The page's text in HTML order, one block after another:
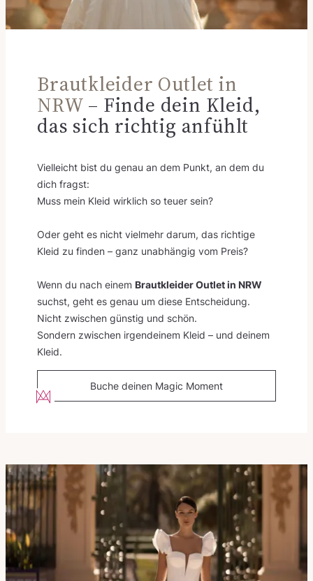
Brautkleider Outlet in
NRW – Finde dein Kleid,
das sich richtig anfühlt
Vielleicht bist du genau an dem Punkt, an dem du
dich fragst:
Muss mein Kleid wirklich so teuer sein?
Oder geht es nicht vielmehr darum, das richtige
Kleid zu finden – ganz unabhängig vom Preis?
Wenn du nach einem Brautkleider Outlet in NRW
suchst, geht es genau um diese Entscheidung.
Nicht zwischen günstig und schön.
Sondern zwischen irgendeinem Kleid – und deinem
Kleid.
Buche deinen Magic Moment